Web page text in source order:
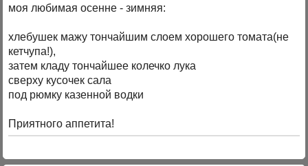
моя любимая осенне - зимняя:
хлебушек мажу тончайшим слоем хорошего томата(не
кетчупа!),
затем кладу тончайшее колечко лука
сверху кусочек сала
под рюмку казенной водки
Приятного аппетита!